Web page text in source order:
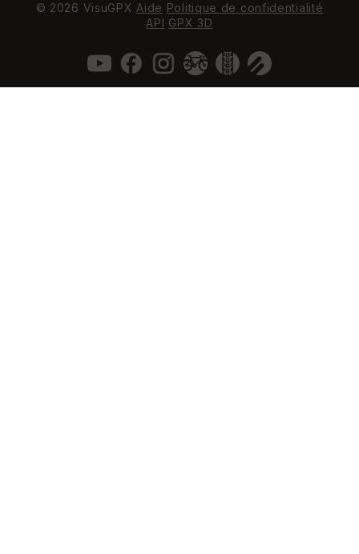
© 2026 VisuGPX Aide Politique de confidentialité
API GPX 3D